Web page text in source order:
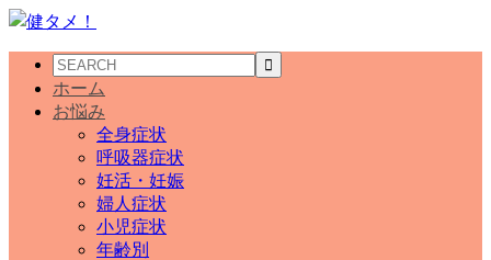
ホーム
お悩み
全身症状
呼吸器症状
妊活・妊娠
婦人症状
小児症状
年齢別